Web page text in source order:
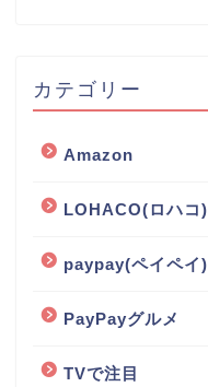
カテゴリー
Amazon
LOHACO(ロハコ)
paypay(ペイペイ)
PayPayグルメ
TVで注目